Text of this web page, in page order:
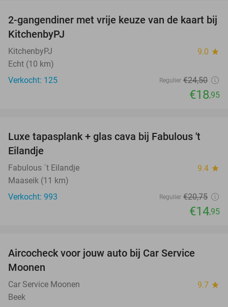
23%
2-gangendiner met vrije keuze van de kaart bij
KitchenbyPJ
KitchenbyPJ 9.0 star
Echt (10 km)
Verkocht: 125
Regulier €24,50
€18,95
28%
Luxe tapasplank + glas cava bij Fabulous 't
Eilandje
Fabulous ´t Eilandje 9.4 star
Maaseik (11 km)
Verkocht: 993
Regulier €20,75
€14,95
Aircocheck voor jouw auto bij Car Service
Moonen
Car Service Moonen 9.7 star
Beek